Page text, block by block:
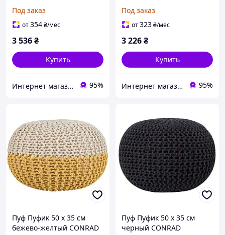
Под заказ
от354₴/мес
3 536₴
Купить
Интернет магазин - Маркет 95%
Под заказ
от323₴/мес
3 226₴
Купить
Интернет магазин - Маркет 95%
Пуф Пуфик 50 х 35 см
бежево-желтый CONRAD
Пуф Пуфик 50 х 35 см
черный CONRAD